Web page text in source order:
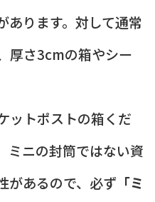
あります。対して通常
厚さ3cmの箱やシー
ットポストの箱くだ
ミニの封筒ではない資
があるので、必ず 「ミ